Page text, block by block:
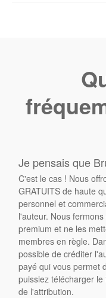
Je pensais que
C'est le cas ! Nous
GRATUITS de haute
personnel et
l'auteur. Nous
premium et ne les
membres en règle.
possible de créditer
payé qui vous permet
puissiez télécharger
de l'attribution.